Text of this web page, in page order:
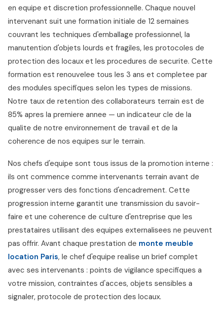
en equipe et discretion professionnelle. Chaque nouvel
intervenant suit une formation initiale de 12 semaines
couvrant les techniques d'emballage professionnel, la
manutention d'objets lourds et fragiles, les protocoles de
protection des locaux et les procedures de securite. Cette
formation est renouvelee tous les 3 ans et completee par
des modules specifiques selon les types de missions.
Notre taux de retention des collaborateurs terrain est de
85% apres la premiere annee — un indicateur cle de la
qualite de notre environnement de travail et de la
coherence de nos equipes sur le terrain.
Nos chefs d'equipe sont tous issus de la promotion interne :
ils ont commence comme intervenants terrain avant de
progresser vers des fonctions d'encadrement. Cette
progression interne garantit une transmission du savoir-
faire et une coherence de culture d'entreprise que les
prestataires utilisant des equipes externalisees ne peuvent
pas offrir. Avant chaque prestation de monte meuble
location Paris, le chef d'equipe realise un brief complet
avec ses intervenants : points de vigilance specifiques a
votre mission, contraintes d'acces, objets sensibles a
signaler, protocole de protection des locaux.